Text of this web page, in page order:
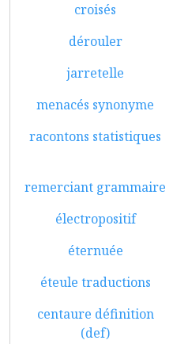
croisés
dérouler
jarretelle
menacés synonyme
racontons statistiques
remerciant grammaire
électropositif
éternuée
éteule traductions
centaure définition
(def)